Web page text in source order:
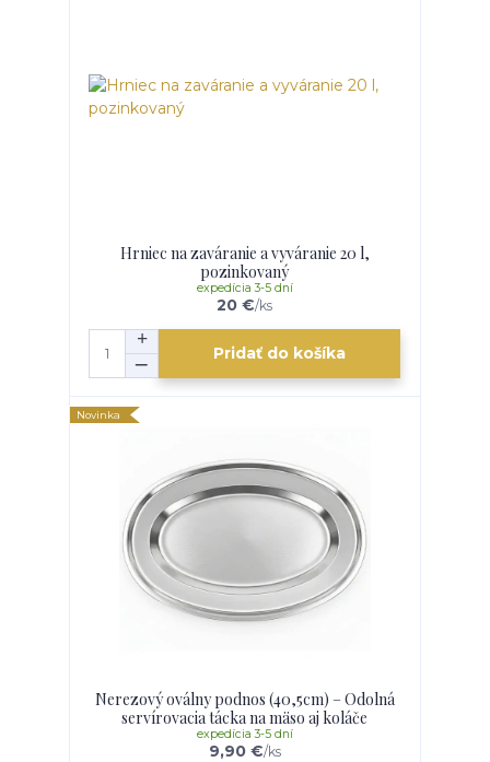
Hrniec na zaváranie a vyváranie 20 l,
pozinkovaný
20 €/ks
expedícia 3-5 dní
Pridať do košíka
Novinka
Nerezový oválny podnos (40,5cm) – Odolná
servírovacia tácka na mäso aj koláče
9,90 €/ks
expedícia 3-5 dní